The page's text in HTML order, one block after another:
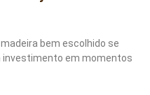
bem escolhido se
investimento em momentos